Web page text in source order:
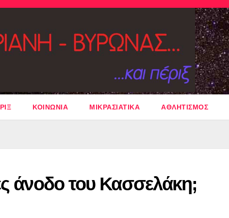
ΚΟΙΝΩΝΙΑ ΜΙΚΡΑΣΙΑΤΙΚΑ ΑΘΛΗΤΙΣΜΟΣ
άνοδο του Κασσελάκη;